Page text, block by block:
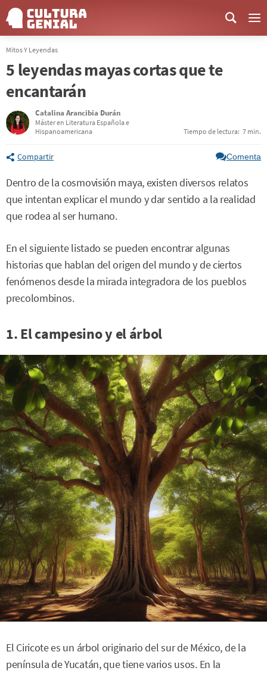
Mitos Y Leyendas
5 leyendas mayas cortas que te
encantarán
Catalina Arancibia Durán
Máster en Literatura Española e
Hispanoamericana
Tiempo de lectura: 7 min.
Compartir Comenta
Dentro de la cosmovisión maya, existen diversos relatos
que intentan explicar el mundo y dar sentido a la realidad
que rodea al ser humano.
En el siguiente listado se pueden encontrar algunas
historias que hablan del origen del mundo y de ciertos
fenómenos desde la mirada integradora de los pueblos
precolombinos.
1. El campesino y el árbol
El Ciricote es un árbol originario del sur de México, de la
península de Yucatán, que tiene varios usos. En la